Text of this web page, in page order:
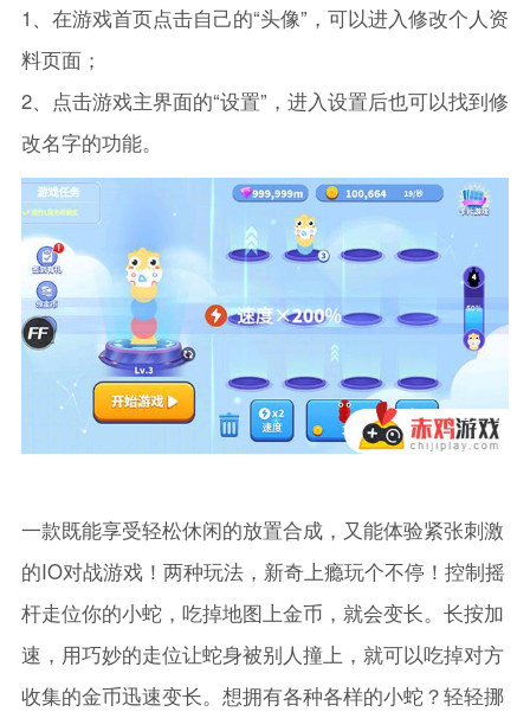
1、在游戏首页点击自己的“头像”，可以进入修改个人资
料页面；
2、点击游戏主界面的“设置”，进入设置后也可以找到修
改名字的功能。
一款既能享受轻松休闲的放置合成，又能体验紧张刺激
的IO对战游戏！两种玩法，新奇上瘾玩个不停！控制摇
杆走位你的小蛇，吃掉地图上金币，就会变长。长按加
速，用巧妙的走位让蛇身被别人撞上，就可以吃掉对方
收集的金币迅速变长。想拥有各种各样的小蛇？轻轻挪